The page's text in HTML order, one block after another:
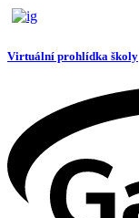
Virtuální prohlídka školy